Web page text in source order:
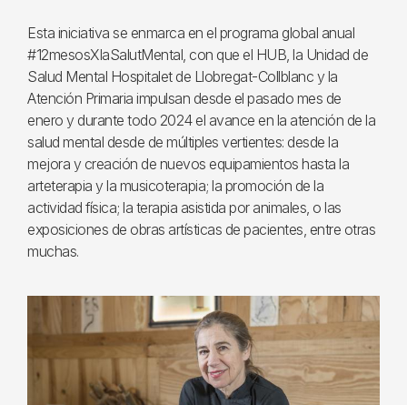
Esta iniciativa se enmarca en el programa global anual
#12mesosXlaSalutMental, con que el HUB, la Unidad de
Salud Mental Hospitalet de Llobregat-Collblanc y la
Atención Primaria impulsan desde el pasado mes de
enero y durante todo 2024 el avance en la atención de la
salud mental desde de múltiples vertientes: desde la
mejora y creación de nuevos equipamientos hasta la
arteterapia y la musicoterapia; la promoción de la
actividad física; la terapia asistida por animales, o las
exposiciones de obras artísticas de pacientes, entre otras
muchas.